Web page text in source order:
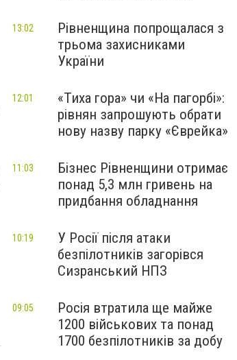
Рівненщина попрощалася з
трьома захисниками
України
13:02
«Тиха гора» чи «На пагорбі»:
рівнян запрошують обрати
нову назву парку «Єврейка»
12:01
Бізнес Рівненщини отримає
понад 5,3 млн гривень на
придбання обладнання
11:03
У Росії після атаки
безпілотників загорівся
Сизранський НПЗ
10:19
Росія втратила ще майже
1200 військових та понад
1700 безпілотників за добу
09:05